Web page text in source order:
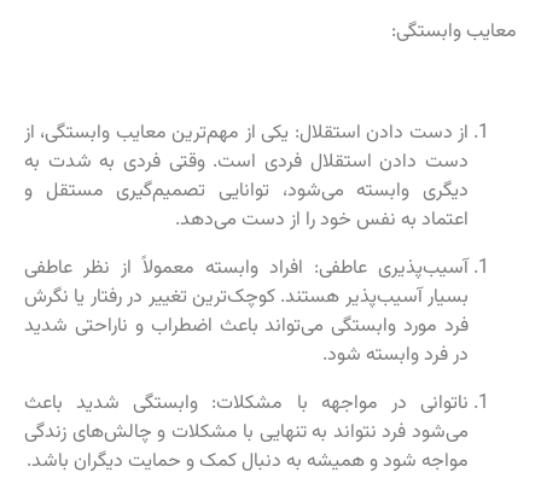
معایب وابستگی:
از دست دادن استقلال: یکی از مهم‌ترین معایب وابستگی، از
دست دادن استقلال فردی است. وقتی فردی به شدت به
دیگری وابسته می‌شود، توانایی تصمیم‌گیری مستقل و
اعتماد به نفس خود را از دست می‌دهد.
آسیب‌پذیری عاطفی: افراد وابسته معمولاً از نظر عاطفی
بسیار آسیب‌پذیر هستند. کوچک‌ترین تغییر در رفتار یا نگرش
فرد مورد وابستگی می‌تواند باعث اضطراب و ناراحتی شدید
در فرد وابسته شود.
ناتوانی در مواجهه با مشکلات: وابستگی شدید باعث
می‌شود فرد نتواند به تنهایی با مشکلات و چالش‌های زندگی
مواجه شود و همیشه به دنبال کمک و حمایت دیگران باشد.